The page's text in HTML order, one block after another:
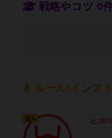
戦略やコツ 0
ルール/インス
207
仙人